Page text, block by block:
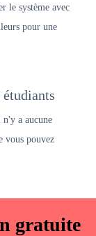
le système avec
pour une
a aucune
vous pouvez
gratuite